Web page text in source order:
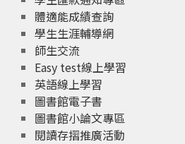
體適能成績查詢
學生生涯輔導網
師生交流
Easy test線上學習
英語線上學習
圖書館電子書
圖書館小論文專區
閱讀存摺推廣活動